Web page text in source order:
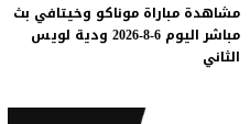
مشاهدة مباراة موناكو وخيتافي بث
مباشر اليوم 6-8-2026 ودية لويس
الثاني